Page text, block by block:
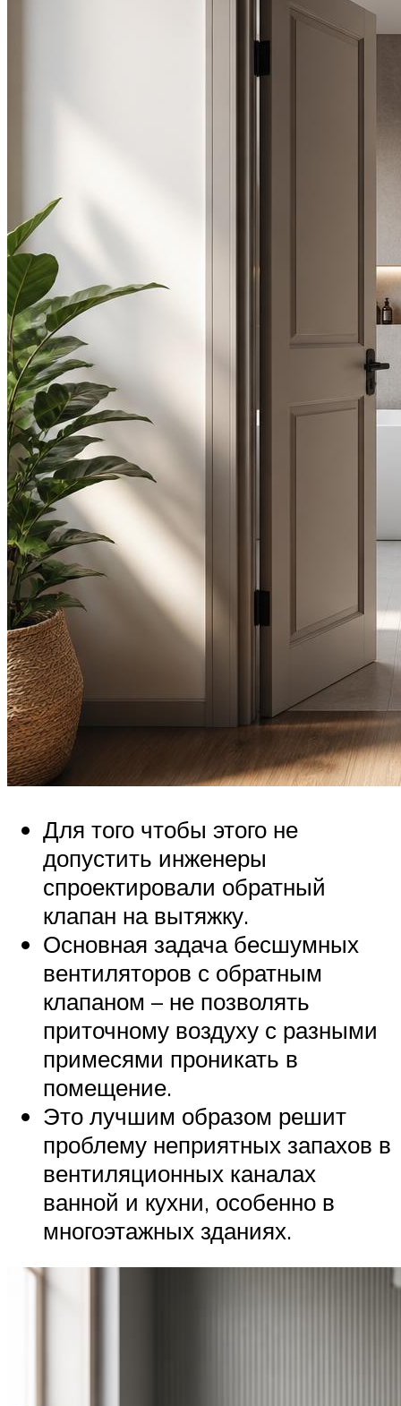
Для того чтобы этого не
допустить инженеры
спроектировали обратный
клапан на вытяжку.
Основная задача бесшумных
вентиляторов с обратным
клапаном – не позволять
приточному воздуху с разными
примесями проникать в
помещение.
Это лучшим образом решит
проблему неприятных запахов в
вентиляционных каналах
ванной и кухни, особенно в
многоэтажных зданиях.